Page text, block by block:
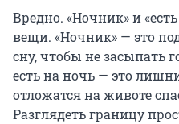
Вредно. «Ночник» и
вещи. «Ночник» — это
сну, чтобы не засыпать
есть на ночь — это
отложатся на животе
Разглядеть границу